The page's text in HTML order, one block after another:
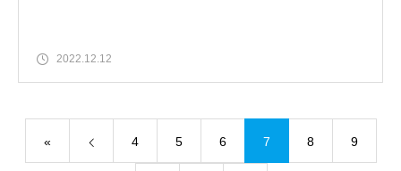
2022.12.12
« 4 5 6 7 8 9